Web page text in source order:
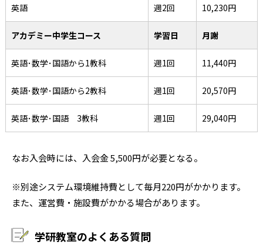
英語 週2回 10,230円
アカデミー中学生コース 学習日 月謝
英語･数学･国語から1教科 週1回 11,440円
英語･数学･国語から2教科 週1回 20,570円
英語･数学･国語 3教科 週1回 29,040円
なお入会時には、入会金 5,500円が必要となる。
※別途システム環境維持費として毎月220円がかかります。
また、運営費・施設費がかかる場合があります。
学研教室のよくある質問